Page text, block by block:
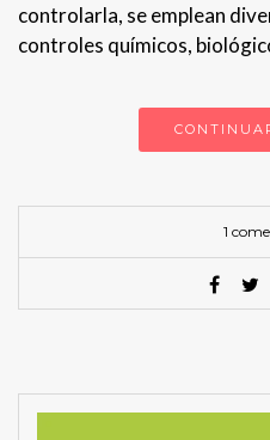
controlarla, se emplean
controles químicos,
1